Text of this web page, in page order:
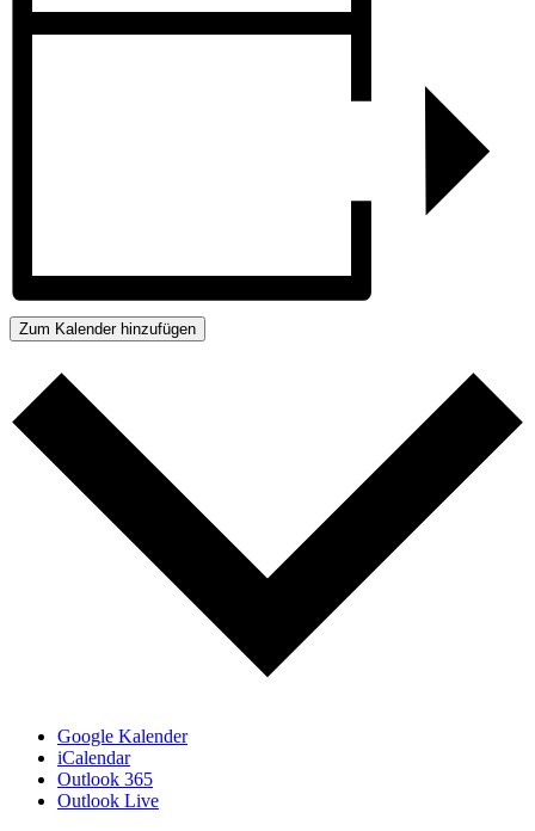
Zum Kalender hinzufügen
Google Kalender
iCalendar
Outlook 365
Outlook Live